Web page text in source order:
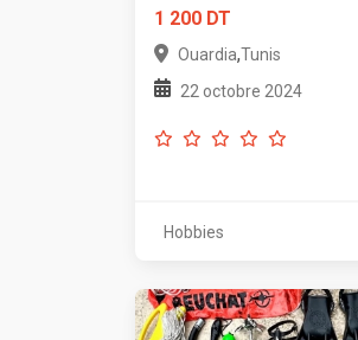
1 200 DT
Ouardia,Tunis
22 octobre 2024
Hobbies